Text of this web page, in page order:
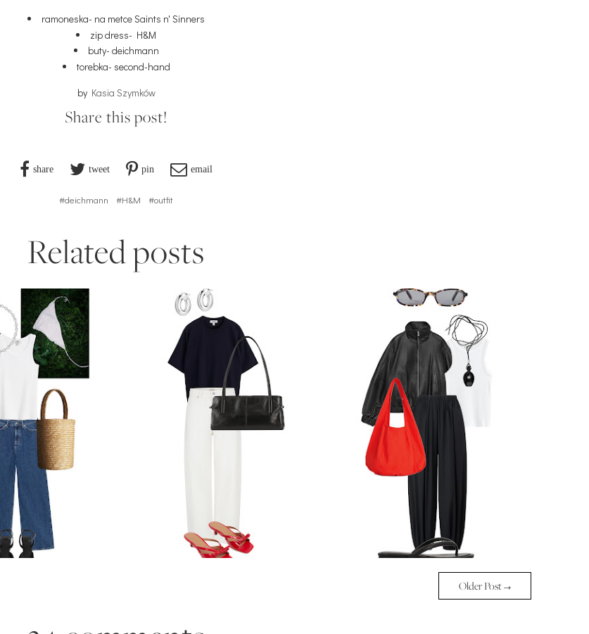
ramoneska- na metce Saints n' Sinners
zip dress- H&M
buty- deichmann
torebka- second-hand
by Kasia Szymków
Share this post!
share tweet pin email
#deichmann #H&M #outfit
Related posts
Older Post →